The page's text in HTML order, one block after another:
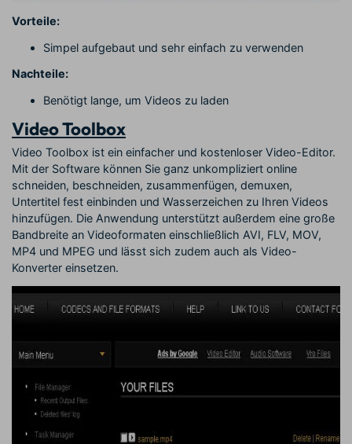
Vorteile:
Simpel aufgebaut und sehr einfach zu verwenden
Nachteile:
Benötigt lange, um Videos zu laden
Video Toolbox
Video Toolbox ist ein einfacher und kostenloser Video-Editor.
Mit der Software können Sie ganz unkompliziert online
schneiden, beschneiden, zusammenfügen, demuxen,
Untertitel fest einbinden und Wasserzeichen zu Ihren Videos
hinzufügen. Die Anwendung unterstützt außerdem eine große
Bandbreite an Videoformaten einschließlich AVI, FLV, MOV,
MP4 und MPEG und lässt sich zudem auch als Video-
Konverter einsetzen.